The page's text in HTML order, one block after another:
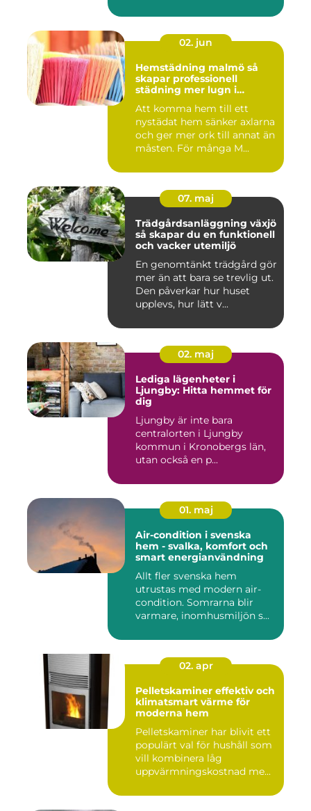
02. jun
Hemstädning malmö så
skapar professionell
städning mer lugn i
Att komma hem till ett
nystädat hem sänker axlarna
och ger mer ork till annat än
måsten. För många M...
07. maj
Trädgårdsanläggning växjö
så skapar du en funktionell
och vacker utemiljö
En genomtänkt trädgård gör
mer än att bara se trevlig ut.
Den påverkar hur huset
upplevs, hur lätt v...
02. maj
Lediga lägenheter i
Ljungby: Hitta hemmet för
dig
Ljungby är inte bara
centralorten i Ljungby
kommun i Kronobergs län,
utan också en p...
01. maj
Air-condition i svenska
hem - svalka, komfort och
smart energianvändning
Allt fler svenska hem
utrustas med modern air-
condition. Somrarna blir
varmare, inomhusmiljön s...
02. apr
Pelletskaminer effektiv och
klimatsmart värme för
moderna hem
Pelletskaminer har blivit ett
populärt val för hushåll som
vill kombinera låg
uppvärmningskostnad me...